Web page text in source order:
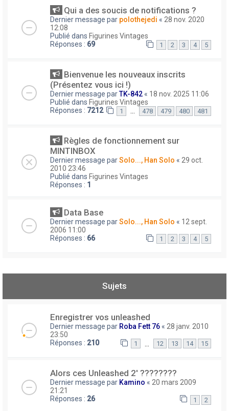
Qui a des soucis de notifications ?
Dernier message par polothejedi « 28 nov. 2020
12:08
Publié dans Figurines Vintages
Réponses : 69 1 2 3 4 5
Bienvenue les nouveaux inscrits
(Présentez vous ici !)
Dernier message parTK-842 « 18 nov. 2025 11:06
Publié dans Figurines Vintages
Réponses : 7212 1 … 478 479 480 481
Règles de fonctionnement sur
MINTINBOX
Dernier message parSolo..., Han Solo « 29 oct.
2010 23:46
Publié dans Figurines Vintages
Réponses : 1
Data Base
Dernier message parSolo..., Han Solo « 12 sept.
2006 11:00
Réponses : 66 1 2 3 4 5
Sujets
Enregistrer vos unleashed
Dernier message par Roba Fett 76 « 28 janv. 2010
23:50
Réponses : 210 1 12 13 14 15
Alors ces Unleashed 2' ????????
Dernier message par Kamino « 20 mars 2009
21:21
Réponses : 26 1 2